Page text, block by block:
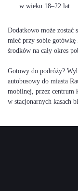
w wieku 18–22 lat.
Dodatkowo może zostać
mieć przy sobie gotówkę
środków na cały okres
Gotowy do podróży?
autobusowy do miasta
mobilnej, przez centrum
w stacjonarnych kasach